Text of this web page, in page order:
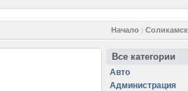
Начало | Соликамск
Все категории
Авто
Администрация